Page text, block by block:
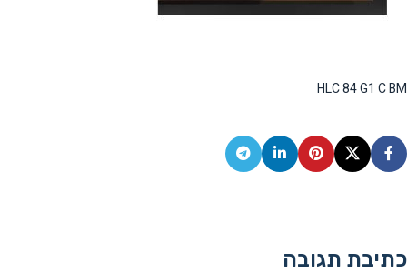
HLC 84 G1 C BM
כתיבת תגובה